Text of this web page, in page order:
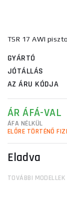
TSR 17 AWI
GYÁRTÓ
JÓTÁLLÁS
AZ ÁRU KÓDJA
ÁR ÁFÁ-VAL
ÁFA NÉLKÜL
ELŐRE TÖRTÉNŐ
Eladva
TOVÁBBI MODELLEK